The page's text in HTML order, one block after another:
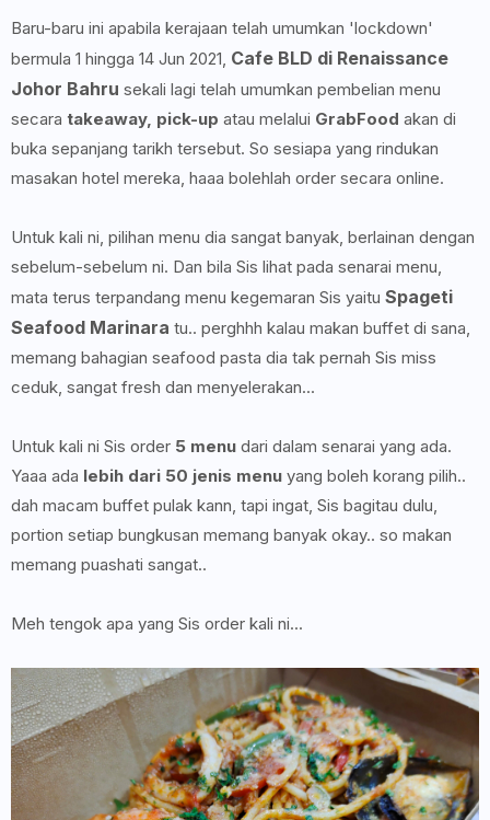
Baru-baru ini apabila kerajaan telah umumkan 'lockdown'
bermula 1 hingga 14 Jun 2021, Cafe BLD di Renaissance
Johor Bahru sekali lagi telah umumkan pembelian menu
secara takeaway, pick-up atau melalui GrabFood akan di
buka sepanjang tarikh tersebut. So sesiapa yang rindukan
masakan hotel mereka, haaa bolehlah order secara online.
Untuk kali ni, pilihan menu dia sangat banyak, berlainan dengan
sebelum-sebelum ni. Dan bila Sis lihat pada senarai menu,
mata terus terpandang menu kegemaran Sis yaitu Spageti
Seafood Marinara tu.. perghhh kalau makan buffet di sana,
memang bahagian seafood pasta dia tak pernah Sis miss
ceduk, sangat fresh dan menyelerakan...
Untuk kali ni Sis order 5 menu dari dalam senarai yang ada.
Yaaa ada lebih dari 50 jenis menu yang boleh korang pilih..
dah macam buffet pulak kann, tapi ingat, Sis bagitau dulu,
portion setiap bungkusan memang banyak okay.. so makan
memang puashati sangat..
Meh tengok apa yang Sis order kali ni...